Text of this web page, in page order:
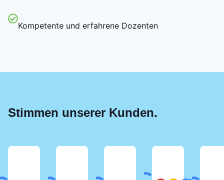
Kompetente und erfahrene Dozenten
Stimmen unserer Kunden.